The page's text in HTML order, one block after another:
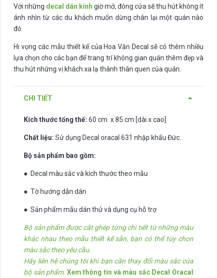
Với những decal dán kính giờ mở, đóng cửa sẽ thu hút không ít
ánh nhìn từ các du khách muốn dừng chân lại một quán nào
đó.
Hi vọng các mẫu thiết kế của Hoa Văn Decal sẽ có thêm nhiều
lựa chọn cho các bạn để trang trí không gian quán thêm đẹp và
thu hút những vị khách xa lạ thành thân quen của quán.
CHI TIẾT
Kích thước tổng thể: 60 cm x 85 cm [dài x cao]
Chất liệu: Sử dụng Decal oracal 631 nhập khẩu Đức.
Bộ sản phẩm bao gồm:
● Decal màu sắc và kích thước theo mẫu
● Tờ hướng dẫn dán
● Sản phẩm mẫu dán thử và dụng cụ hỗ trợ
Bộ sản phẩm được cắt ghép từng chi tiết từ những màu
khác nhau theo mẫu thiết kế sẵn, bạn có thể tùy chọn
màu sắc theo yêu cầu.
Hãy liên hệ chúng tôi khi bạn cần thay đổi màu sắc của
bộ sản phẩm. Xem thông tin và màu sắc Decal Oracal